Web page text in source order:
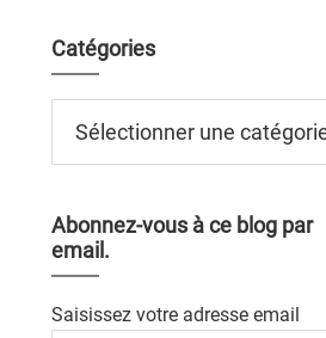
Catégories
Abonnez-vous à ce blog par
email.
Saisissez votre adresse email